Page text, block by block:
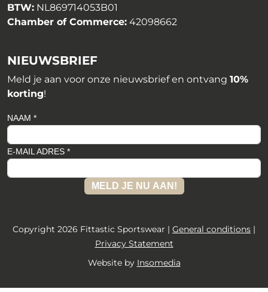
BTW: NL869714053B01
Chamber of Commerce: 42098662
NIEUWSBRIEF
Meld je aan voor onze nieuwsbrief en ontvang 10%
korting!
NAAM *
E-MAIL ADRES *
MELD JE NU AAN!
Copyright 2026 Fittastic Sportswear | General conditions |
Privacy Statement
Website by Insomedia